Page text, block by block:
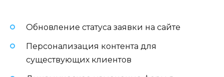
Обновление статуса заявки на сайте
Персонализация контента для
существующих клиентов